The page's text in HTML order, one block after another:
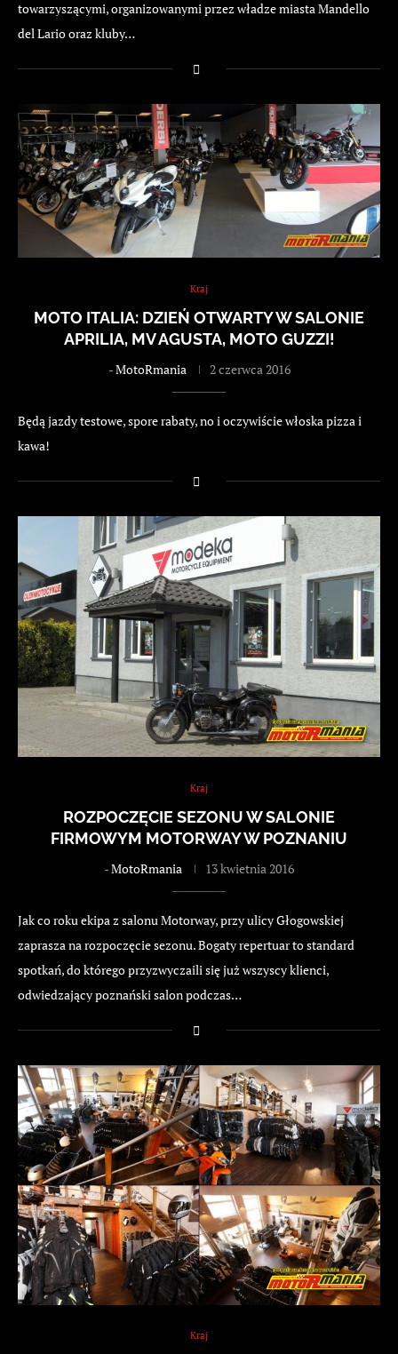
towarzyszącymi, organizowanymi przez władze miasta Mandello
del Lario oraz kluby…
Kraj
MOTO ITALIA: DZIEŃ OTWARTY W SALONIE
APRILIA, MV AGUSTA, MOTO GUZZI!
-MotoRmania 2 czerwca 2016
Będą jazdy testowe, spore rabaty, no i oczywiście włoska pizza i
kawa!
Kraj
ROZPOCZĘCIE SEZONU W SALONIE
FIRMOWYM MOTORWAY W POZNANIU
-MotoRmania 13 kwietnia 2016
Jak co roku ekipa z salonu Motorway, przy ulicy Głogowskiej
zaprasza na rozpoczęcie sezonu. Bogaty repertuar to standard
spotkań, do którego przyzwyczaili się już wszyscy klienci,
odwiedzający poznański salon podczas…
Kraj